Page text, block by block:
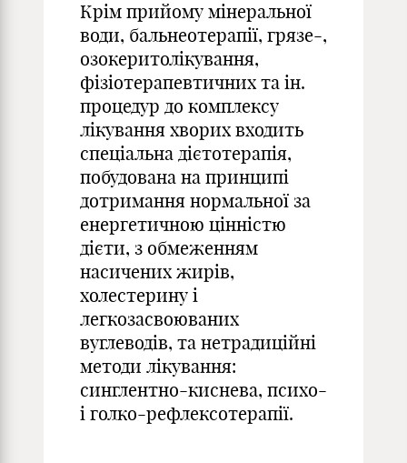
Крім прийому мінеральної
води, бальнеотерапії, грязе-,
озокеритолікування,
фізіотерапевтичних та ін.
процедур до комплексу
лікування хворих входить
спеціальна дієтотерапія,
побудована на принципі
дотримання нормальної за
енергетичною цінністю
дієти, з обмеженням
насичених жирів,
холестерину і
легкозасвоюваних
вуглеводів, та нетрадиційні
методи лікування:
синглентно-киснева, психо-
і голко-рефлексотерапії.